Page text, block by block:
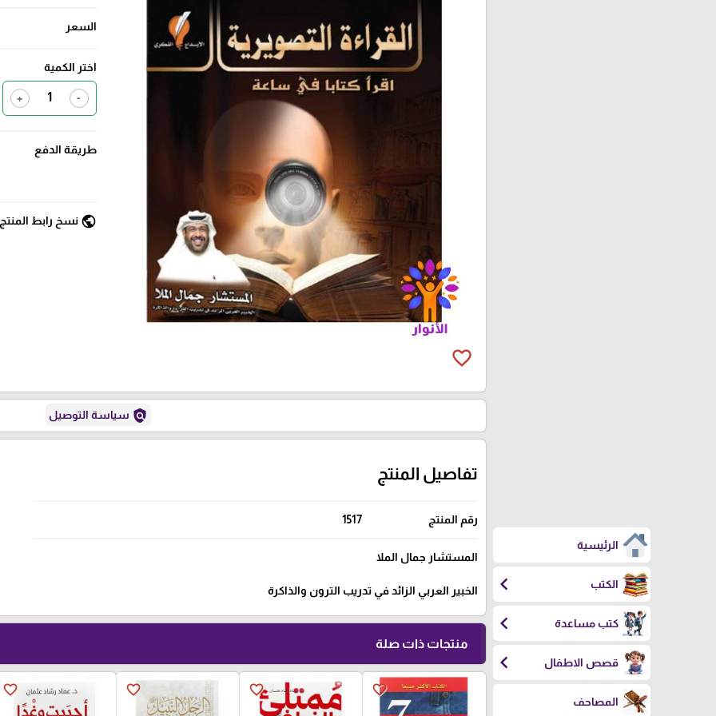
الرئيسية
الكتب chevron_left
كتب مساعدة chevron_left
قصص الاطفال chevron_left
المصاحف
favorite_border
السعر
اختر الكمية
-
+
طريقة الدفع
public نسخ رابط المنتج
policy سياسة التوصيل
تفاصيل المنتج
رقم المنتج 1517
المستشار جمال الملا
الخبير العربي الزائد في تدريب الترون والذاكرة
منتجات ذات صلة
favorite_border
favorite_border
favorite_border
favorite_border